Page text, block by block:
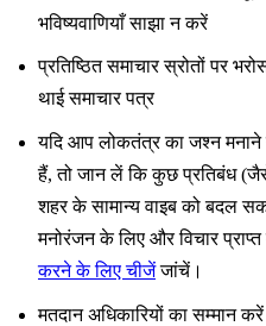
भविष्यवाणियाँ साझा न करें
प्रतिष्ठित समाचार स्रोतों पर
थाई समाचार पत्र
यदि आप लोकतंत्र का जश्न मनाने
हैं, तो जान लें कि कुछ प्रतिबंध
शहर के सामान्य वाइब को बदल
मनोरंजन के लिए और विचार
करने के लिए चीजेंजांचें।
मतदान अधिकारियों का सम्मान